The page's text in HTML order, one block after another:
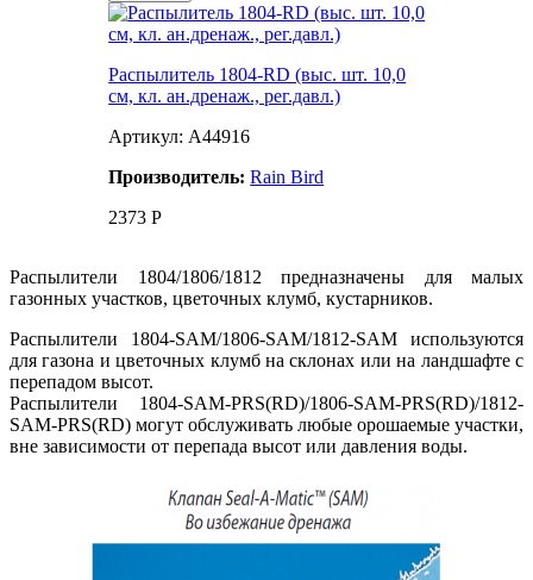
Распылитель 1804-RD (выс. шт. 10,0
см, кл. ан.дренаж., рег.давл.)
Артикул: A44916
Производитель:Rain Bird
2373 Р
Распылители 1804/1806/1812 предназначены для малых
газонных участков, цветочных клумб, кустарников.
Распылители 1804-SAM/1806-SAM/1812-SAM используются
для газона и цветочных клумб на склонах или на ландшафте c
перепадом высот.
Распылители 1804-SAM-PRS(RD)/1806-SAM-PRS(RD)/1812-
SAM-PRS(RD) могут обслуживать любые орошаемые участки,
вне зависимости от перепада высот или давления воды.